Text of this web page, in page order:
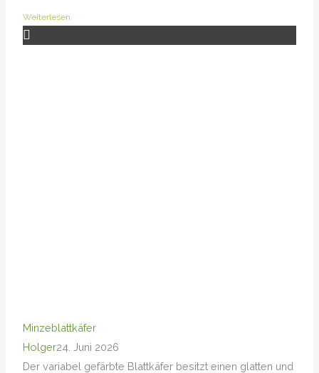
Weiterlesen
Minzeblattkäfer
Holger24. Juni 2026
Der variabel gefärbte Blattkäfer besitzt einen glatten und